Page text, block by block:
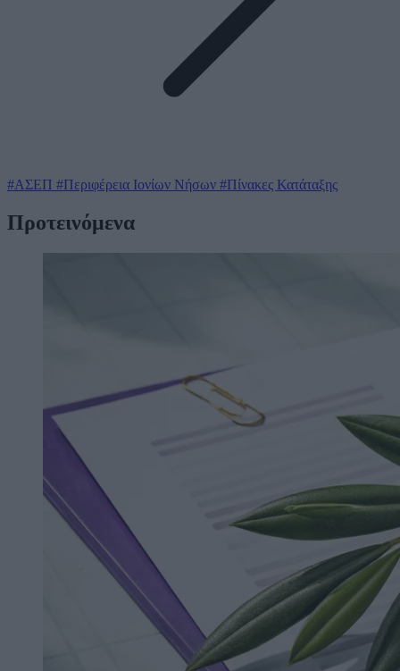
#ΑΣΕΠ #Περιφέρεια Ιονίων Νήσων #Πίνακες Κατάταξης
Προτεινόμενα